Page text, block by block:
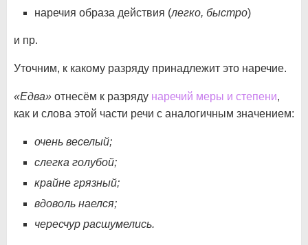
наречия образа действия (легко, быстро)
и пр.
Уточним, к какому разряду принадлежит это наречие.
«Едва» отнесём к разряду наречий меры и степени,
как и слова этой части речи с аналогичным значением:
очень веселый;
слегка голубой;
крайне грязный;
вдоволь наелся;
чересчур расшумелись.